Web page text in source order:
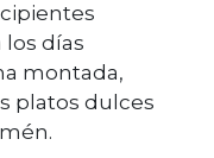
los días
montada,
platos dulces